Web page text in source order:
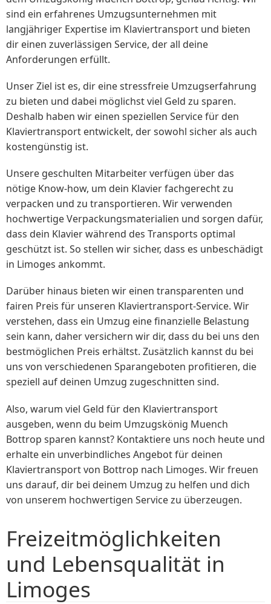
sind ein erfahrenes Umzugsunternehmen mit
langjähriger Expertise im Klaviertransport und bieten
dir einen zuverlässigen Service, der all deine
Anforderungen erfüllt.
Unser Ziel ist es, dir eine stressfreie Umzugserfahrung
zu bieten und dabei möglichst viel Geld zu sparen.
Deshalb haben wir einen speziellen Service für den
Klaviertransport entwickelt, der sowohl sicher als auch
kostengünstig ist.
Unsere geschulten Mitarbeiter verfügen über das
nötige Know-how, um dein Klavier fachgerecht zu
verpacken und zu transportieren. Wir verwenden
hochwertige Verpackungsmaterialien und sorgen dafür,
dass dein Klavier während des Transports optimal
geschützt ist. So stellen wir sicher, dass es unbeschädigt
in Limoges ankommt.
Darüber hinaus bieten wir einen transparenten und
fairen Preis für unseren Klaviertransport-Service. Wir
verstehen, dass ein Umzug eine finanzielle Belastung
sein kann, daher versichern wir dir, dass du bei uns den
bestmöglichen Preis erhältst. Zusätzlich kannst du bei
uns von verschiedenen Sparangeboten profitieren, die
speziell auf deinen Umzug zugeschnitten sind.
Also, warum viel Geld für den Klaviertransport
ausgeben, wenn du beim Umzugskönig Muench
Bottrop sparen kannst? Kontaktiere uns noch heute und
erhalte ein unverbindliches Angebot für deinen
Klaviertransport von Bottrop nach Limoges. Wir freuen
uns darauf, dir bei deinem Umzug zu helfen und dich
von unserem hochwertigen Service zu überzeugen.
Freizeitmöglichkeiten
und Lebensqualität in
Limoges